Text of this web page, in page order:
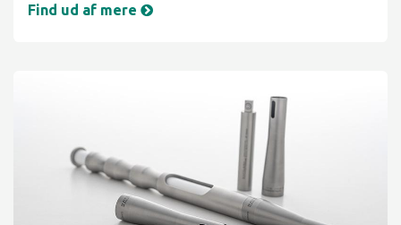
Find ud af mere